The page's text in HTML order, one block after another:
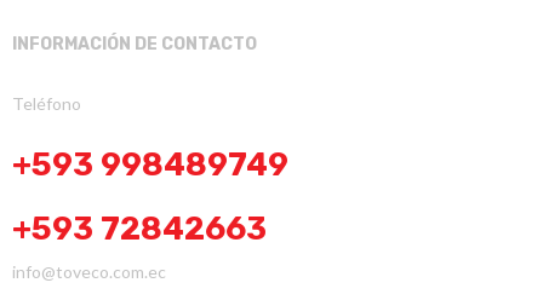
INFORMACIÓN DE CONTACTO
Teléfono
+593 998489749
+593 72842663
info@toveco.com.ec